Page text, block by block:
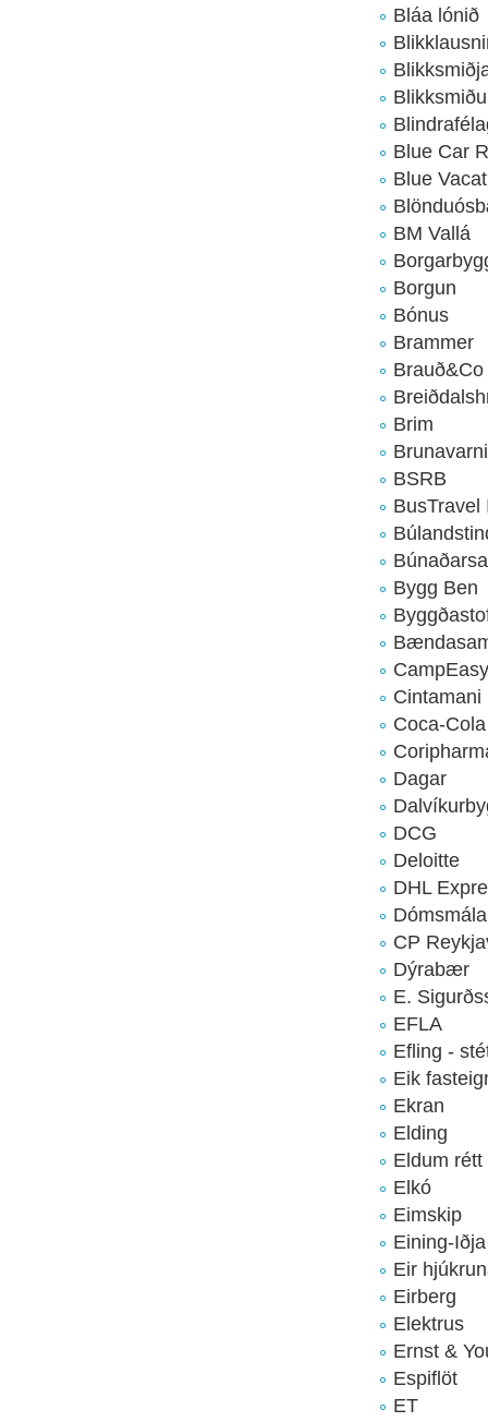
Bláa lónið
Blue Car
Blue
BM Vallá
Borgun
Bónus
Brammer
Brauð&Co
Brim
BSRB
BusTravel
Bygg Ben
CampEasy
Cintamani
Coca-
Dagar
DCG
Deloitte
DHL
CP
Dýrabær
E.
EFLA
Efling -
Eik
Ekran
Elding
Eldum rétt
Elkó
Eimskip
Eining-Iðja
Eir
Eirberg
Elektrus
Ernst &
Espiflöt
ET